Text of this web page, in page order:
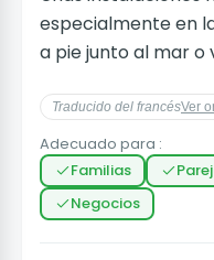
especialmente en
a pie junto al mar o
Traducido del francésVer
Adecuado para :
Familias
Negocios